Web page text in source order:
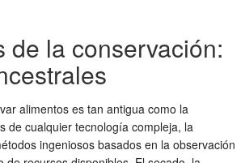
de la conservación:
alimentos es tan antigua como la
de cualquier tecnología compleja, la
ingeniosos basados en la observación